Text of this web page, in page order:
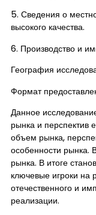
5. Сведения о
высокого качества.
6. Производство и
География
Формат
Данное
рынка и перспектив
объем рынка,
особенности рынка.
рынка. В итоге
ключевые игроки на
отечественного и
реализации.